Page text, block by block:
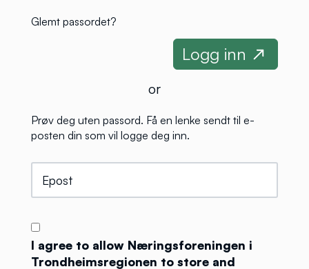
Glemt passordet?
or
Prøv deg uten passord. Få en lenke sendt til e-
posten din som vil logge deg inn.
I agree to allow Næringsforeningen i
Trondheimsregionen to store and